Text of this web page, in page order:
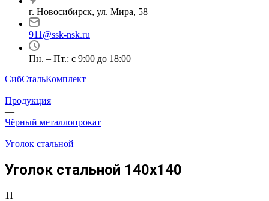
г. Новосибирск, ул. Мира, 58
911@ssk-nsk.ru
Пн. – Пт.: с 9:00 до 18:00
СибСтальКомплект
—
Продукция
—
Чёрный металлопрокат
—
Уголок стальной
Уголок стальной 140x140
11